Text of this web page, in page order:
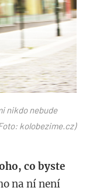
nikdo nebude
kolobezime.cz)
co byste
na ní není